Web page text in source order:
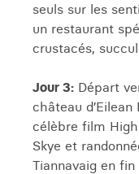
seuls sur les
un restaurant
crustacés,
Jour 3: Départ
château
célèbre film
Skye et
Tiannavaig en